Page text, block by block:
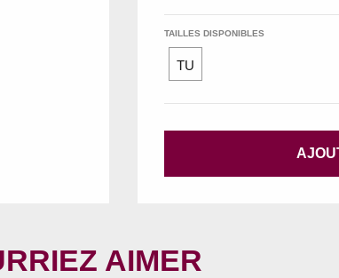
TAILLES DISPONIBLES
TU
AIMER